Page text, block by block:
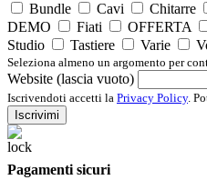
Bundle
Cavi Chitarre
DEMO
Fiati OFFERTA
Studio
Tastiere Varie
Seleziona almeno un argomento per
Website (lascia vuoto)
Iscrivendoti accetti la Privacy Policy.
Iscrivimi
Pagamenti sicuri